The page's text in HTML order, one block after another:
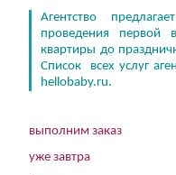
Агентство
проведения
квартиры до
Список всех услуг
hellobaby.ru.
выполним заказ
уже завтра